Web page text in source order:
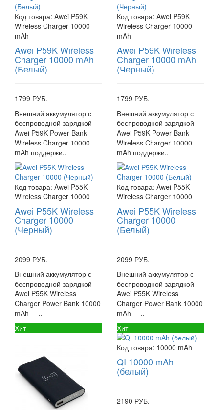
Код товара: Awei P59K
Wireless Charger 10000
mAh
Awei P59K Wireless
Charger 10000 mAh
(Белый)
1799 РУБ.
Внешний аккумулятор с
беспроводной зарядкой
Awei P59K Power Bank
Wireless Charger 10000
mAh поддержи..
Код товара: Awei P59K
Wireless Charger 10000
mAh
Awei P59K Wireless
Charger 10000 mAh
(Черный)
1799 РУБ.
Внешний аккумулятор с
беспроводной зарядкой
Awei P59K Power Bank
Wireless Charger 10000
mAh поддержи..
Код товара: Awei P55K
Wireless Charger 10000
Awei P55K Wireless
Charger 10000
(Черный)
2099 РУБ.
Внешний аккумулятор с
беспроводной зарядкой
Awei P55K Wireless
Charger Power Bank 10000
mAh – ..
Код товара: Awei P55K
Wireless Charger 10000
Awei P55K Wireless
Charger 10000
(Белый)
2099 РУБ.
Внешний аккумулятор с
беспроводной зарядкой
Awei P55K Wireless
Charger Power Bank 10000
mAh – ..
Хит
Хит
Код товара: 10000 mAh
QI 10000 mAh
(белый)
2190 РУБ.